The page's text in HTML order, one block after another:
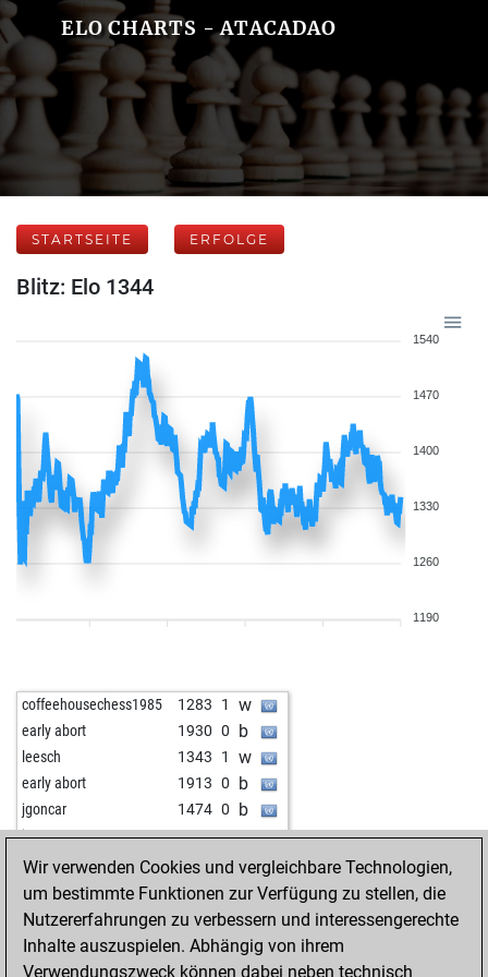
ELO CHARTS - ATACADAO
STARTSEITE ERFOLGE
Blitz: Elo 1344
1540
1470
1400
1330
1260
1190
coffeehousechess1985 1283 1 w
early abort 1930 0 b
leesch 1343 1 w
early abort 1913 0 b
jgoncar 1474 0 b
jgoncar 1463 0 w
early abort 1935 0 w
early abort 1936 0 b
napitok 1467 0 b
attgye 1440 1 b
mmsernicula 1392 0 b
Wir verwenden Cookies und vergleichbare Technologien,
um bestimmte Funktionen zur Verfügung zu stellen, die
Nutzererfahrungen zu verbessern und interessengerechte
Inhalte auszuspielen. Abhängig von ihrem
Verwendungszweck können dabei neben technisch